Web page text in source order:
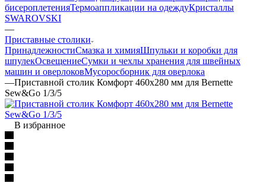
бисероплетенияТермоаппликации на одеждуКристаллы
SWAROVSKI
—
Приставные столики
ПринадлежностиСмазка и химияШпульки и коробки для
шпулекОсвещениеСумки и чехлы хранения для швейных
машин и оверлоковМусоросборник для оверлока
—Приставной столик Комфорт 460х280 мм для Bernette
Sew&Go 1/3/5
В избранное